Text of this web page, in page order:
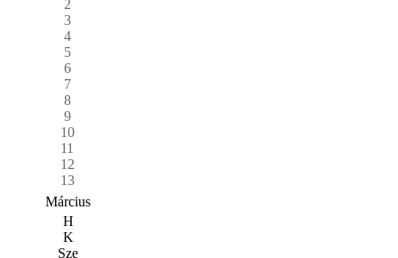
2
3
4
5
6
7
8
9
10
11
12
13
Március
H
K
Sze